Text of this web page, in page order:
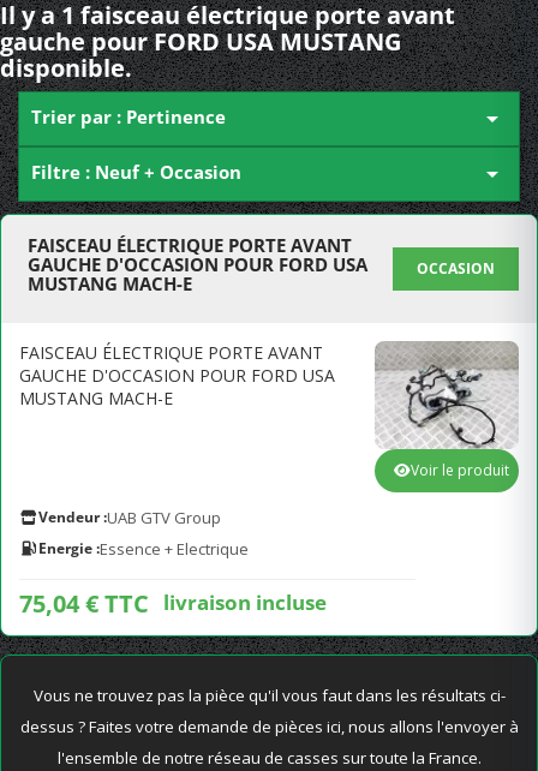
Il y a 1 faisceau électrique porte avant
gauche pour FORD USA MUSTANG
disponible.
Trier par : Pertinence 
Filtre : Neuf + Occasion 
FAISCEAU ÉLECTRIQUE PORTE AVANT
GAUCHE D'OCCASION POUR FORD USA
MUSTANG MACH-E
OCCASION
FAISCEAU ÉLECTRIQUE PORTE AVANT
GAUCHE D'OCCASION POUR FORD USA
MUSTANG MACH-E
Vendeur :UAB GTV Group
Energie :Essence + Electrique
75,04 € TTC livraison incluse
Voir le produit
Vous ne trouvez pas la pièce qu'il vous faut dans les résultats ci-
dessus ? Faites votre demande de pièces ici, nous allons l'envoyer à
l'ensemble de notre réseau de casses sur toute la France.